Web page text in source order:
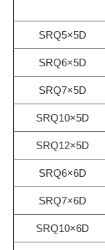
SRQ5×5D
SRQ6×5D
SRQ7×5D
SRQ10×5D
SRQ12×5D
SRQ6×6D
SRQ7×6D
SRQ10×6D